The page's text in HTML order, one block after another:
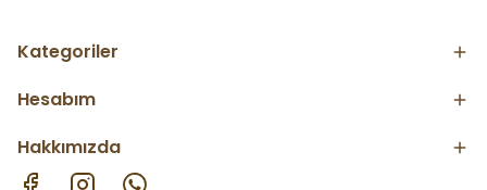
Kategoriler
Hesabım
Hakkımızda